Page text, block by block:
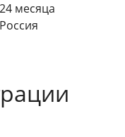
24 месяца
Россия